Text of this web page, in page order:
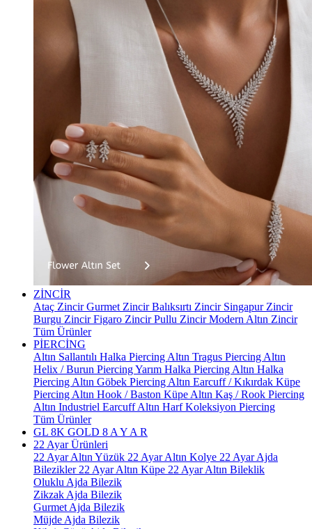
ZİNCİR
Ataç ZincirGurmet ZincirBalıksırtı Zincir Singapur Zincir
Burgu ZincirFigaro ZincirPullu ZincirModern Altın Zincir
Tüm Ürünler
PİERCİNG
Altın Sallantılı Halka Piercing Altın Tragus Piercing Altın
Helix / Burun PiercingYarım Halka Piercing Altın Halka
Piercing Altın Göbek Piercing Altın Earcuff / Kıkırdak Küpe
Piercing Altın Hook / Baston Küpe Altın Kaş / Rook Piercing
Altın Industriel EarcuffAltın Harf Koleksiyon Piercing
Tüm Ürünler
GL 8K GOLD 8 A Y A R
22 Ayar Ürünleri
22 Ayar Altın Yüzük 22 Ayar Altın Kolye 22 Ayar Ajda
Bilezikler 22 Ayar Altın Küpe 22 Ayar Altın Bileklik
Oluklu Ajda Bilezik
Zikzak Ajda Bilezik
Gurmet Ajda Bilezik
Müjde Ajda Bilezik